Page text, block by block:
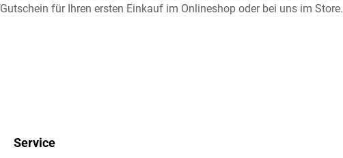
Gutschein für Ihren ersten Einkauf im Onlineshop oder bei uns im Store.
Service